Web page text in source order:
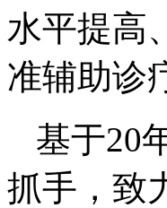
水平提高
准辅助诊
基于20
抓手，致